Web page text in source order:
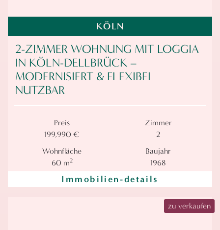
KÖLN
2-ZIMMER WOHNUNG MIT LOGGIA
IN KÖLN-DELLBRÜCK –
MODERNISIERT & FLEXIBEL
NUTZBAR
Preis
199,990 €
Zimmer
2
Wohnfläche
60 m2
Baujahr
1968
Immobilien-details
zu verkaufen